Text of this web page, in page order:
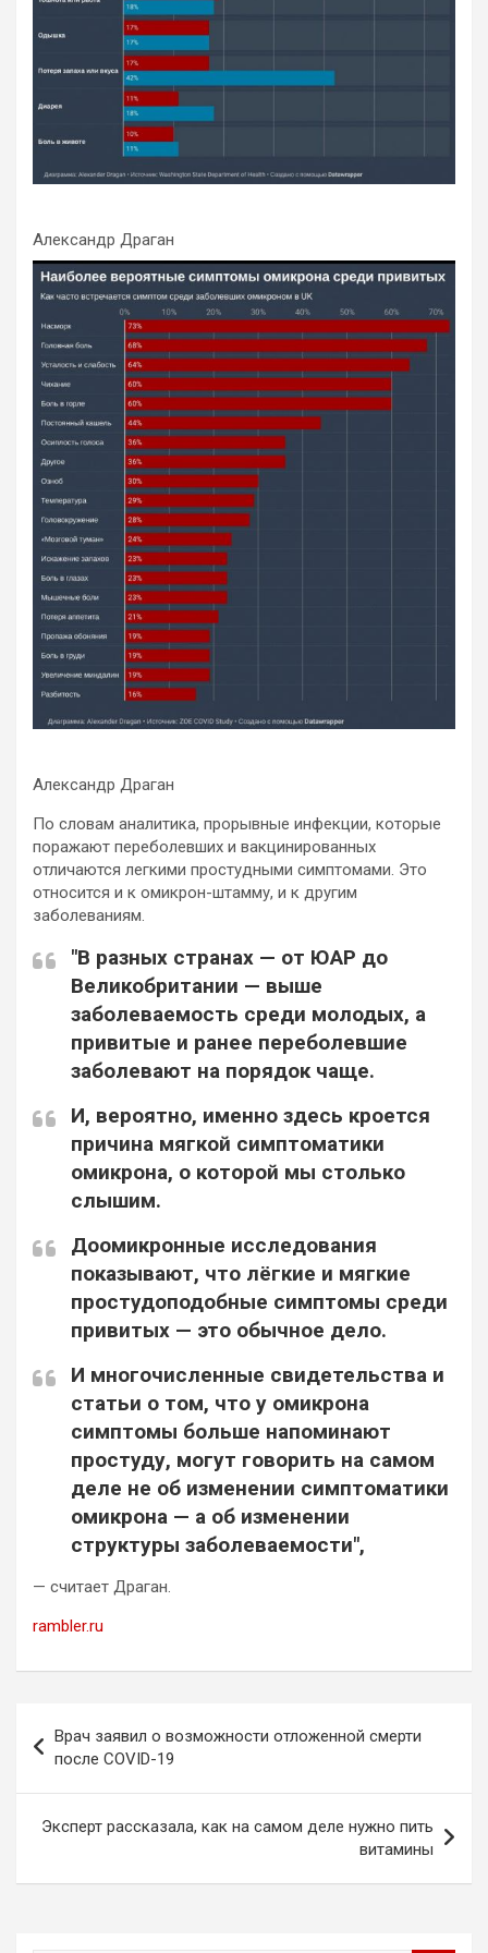
Александр Драган
Александр Драган
По словам аналитика, прорывные инфекции, которые
поражают переболевших и вакцинированных
отличаются легкими простудными симптомами. Это
относится и к омикрон-штамму, и к другим
заболеваниям.
"В разных странах — от ЮАР до
Великобритании — выше
заболеваемость среди молодых, а
привитые и ранее переболевшие
заболевают на порядок чаще.
И, вероятно, именно здесь кроется
причина мягкой симптоматики
омикрона, о которой мы столько
слышим.
Доомикронные исследования
показывают, что лёгкие и мягкие
простудоподобные симптомы среди
привитых — это обычное дело.
И многочисленные свидетельства и
статьи о том, что у омикрона
симптомы больше напоминают
простуду, могут говорить на самом
деле не об изменении симптоматики
омикрона — а об изменении
структуры заболеваемости",
— считает Драган.
rambler.ru
по
записям
Врач заявил о возможности отложенной смерти
после COVID-19
Эксперт рассказала, как на самом деле нужно пить
витамины